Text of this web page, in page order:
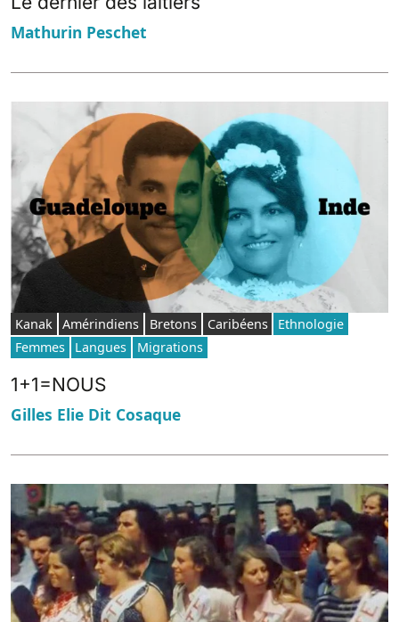
Mathurin Peschet
Kanak Amérindiens Bretons Caribéens
Ethnologie
Femmes
Langues Migrations
1+1=NOUS
Gilles Elie Dit Cosaque